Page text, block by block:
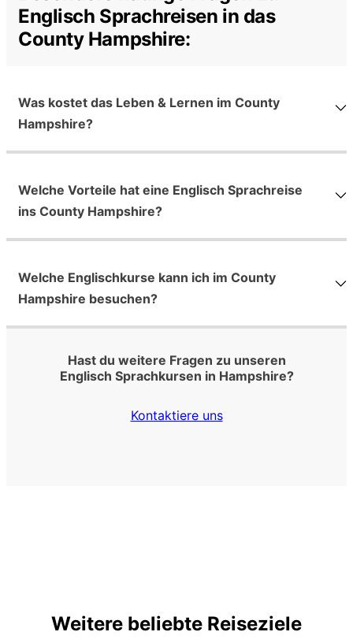
Englisch Sprachreisen in das
County Hampshire:
Was kostet das Leben & Lernen im County
Hampshire?
Welche Vorteile hat eine Englisch Sprachreise
ins County Hampshire?
Welche Englischkurse kann ich im County
Hampshire besuchen?
Hast du weitere Fragen zu unseren
Englisch Sprachkursen in Hampshire?
Kontaktiere uns
Weitere beliebte Reiseziele